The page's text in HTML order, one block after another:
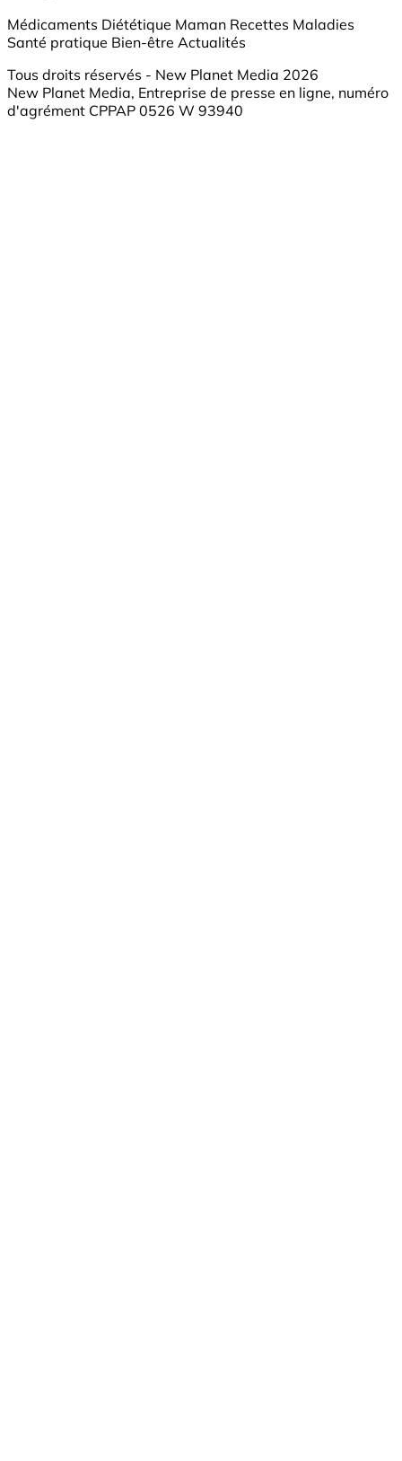
Médicaments Diététique Maman Recettes Maladies
Santé pratique Bien-être Actualités
Tous droits réservés - New Planet Media 2026
New Planet Media, Entreprise de presse en ligne, numéro
d'agrément CPPAP 0526 W 93940